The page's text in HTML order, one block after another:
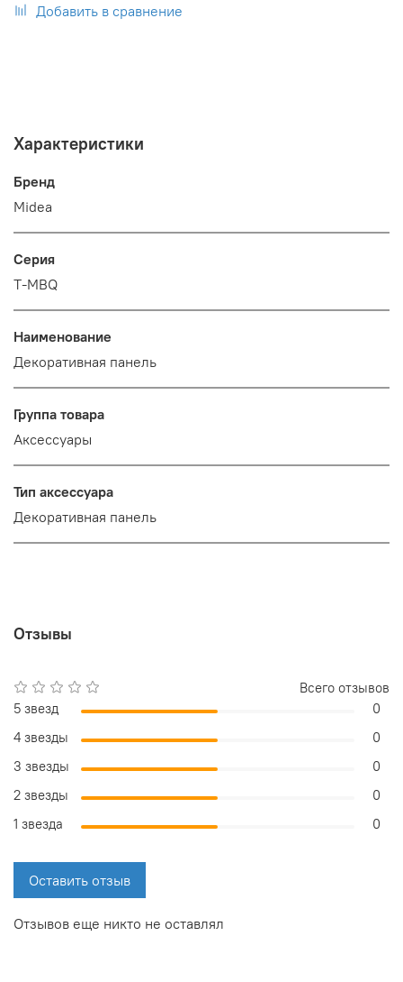
Добавить в сравнение
Характеристики
Бренд
Midea
Серия
T-MBQ
Наименование
Декоративная панель
Группа товара
Аксессуары
Тип аксессуара
Декоративная панель
Отзывы
Отзывов еще никто не оставлял
Всего отзывов
5 звезд
0
4 звезды
0
3 звезды
0
2 звезды
0
1 звезда
0
Оставить отзыв